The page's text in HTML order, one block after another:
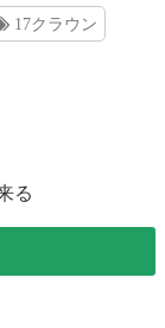
17クラウン
る